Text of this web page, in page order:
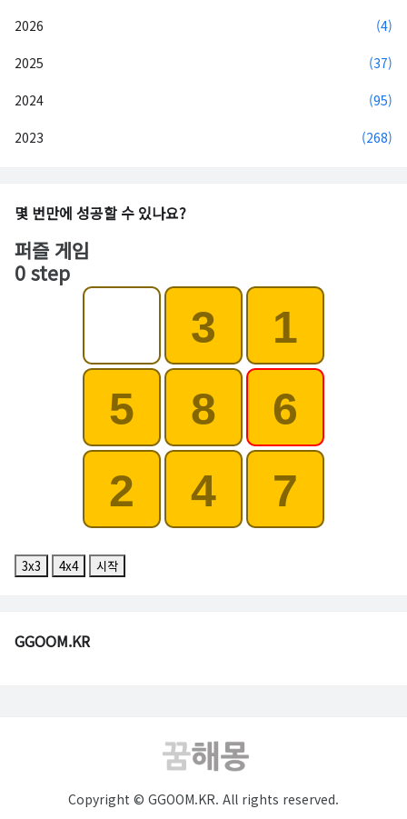
2026 (4)
2025 (37)
2024 (95)
2023 (268)
몇 번만에 성공할 수 있나요?
퍼즐 게임
0 step
3
1
5
8
6
2
4 7
3x3 4x4 시작
GGOOM.KR
Copyright © GGOOM.KR. All rights reserved.